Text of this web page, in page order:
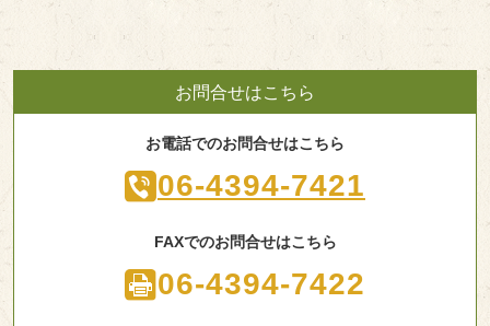
お問合せはこちら
お電話でのお問合せはこちら
06-4394-7421
FAXでのお問合せはこちら
06-4394-7422